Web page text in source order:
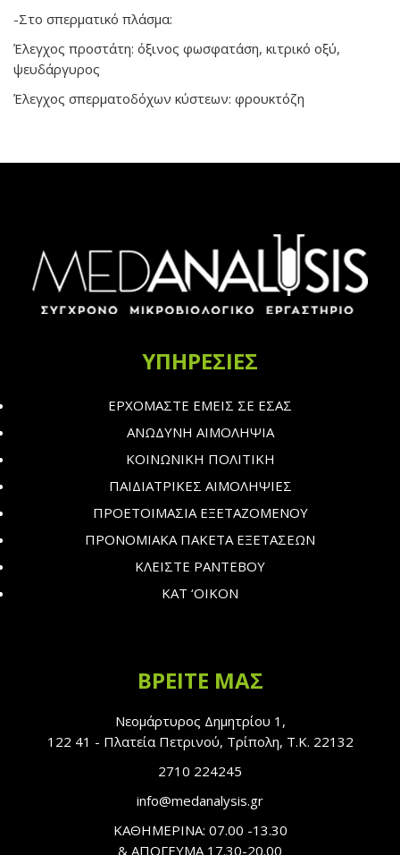
-Στο σπερματικό πλάσμα:
Έλεγχος προστάτη: όξινος φωσφατάση, κιτρικό οξύ,
ψευδάργυρος
Έλεγχος σπερματοδόχων κύστεων: φρουκτόζη
ΥΠΗΡΕΣΙΕΣ
ΕΡΧΟΜΑΣΤΕ ΕΜΕΙΣ ΣΕ ΕΣΑΣ
ΑΝΩΔΥΝΗ ΑΙΜΟΛΗΨΙΑ
ΚΟΙΝΩΝΙΚΗ ΠΟΛΙΤΙΚΗ
ΠΑΙΔΙΑΤΡΙΚΕΣ ΑΙΜΟΛΗΨΙΕΣ
ΠΡΟΕΤΟΙΜΑΣΙΑ ΕΞΕΤΑΖΟΜΕΝΟΥ
ΠΡΟΝΟΜΙΑΚΑ ΠΑΚΕΤΑ ΕΞΕΤΑΣΕΩΝ
ΚΛΕΙΣΤΕ ΡΑΝΤΕΒΟΥ
ΚΑΤ ‘ΟΙΚΟΝ
ΒΡΕΙΤΕ ΜΑΣ
Νεομάρτυρος Δημητρίου 1,
122 41 - Πλατεία Πετρινού, Τρίπολη, Τ.Κ. 22132
2710 224245
info@medanalysis.gr
ΚΑΘΗΜΕΡΙΝΑ: 07.00 -13.30
& ΑΠΟΓΕΥΜΑ 17.30-20.00